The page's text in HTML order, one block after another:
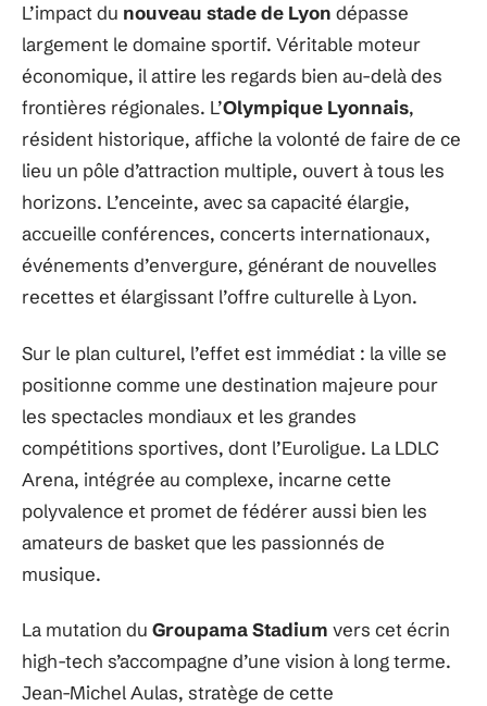
L’impact du nouveau stade de Lyon dépasse
largement le domaine sportif. Véritable moteur
économique, il attire les regards bien au-delà des
frontières régionales. L’Olympique Lyonnais,
résident historique, affiche la volonté de faire de ce
lieu un pôle d’attraction multiple, ouvert à tous les
horizons. L’enceinte, avec sa capacité élargie,
accueille conférences, concerts internationaux,
événements d’envergure, générant de nouvelles
recettes et élargissant l’offre culturelle à Lyon.
Sur le plan culturel, l’effet est immédiat : la ville se
positionne comme une destination majeure pour
les spectacles mondiaux et les grandes
compétitions sportives, dont l’Euroligue. La LDLC
Arena, intégrée au complexe, incarne cette
polyvalence et promet de fédérer aussi bien les
amateurs de basket que les passionnés de
musique.
La mutation du Groupama Stadium vers cet écrin
high-tech s’accompagne d’une vision à long terme.
Jean-Michel Aulas, stratège de cette